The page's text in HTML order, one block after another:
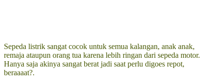
Sepeda listrik sangat cocok untuk semua kalangan, anak anak,
remaja ataupun orang tua karena lebih ringan dari sepeda motor.
Hanya saja akinya sangat berat jadi saat perlu digoes repot,
beraaaat?.